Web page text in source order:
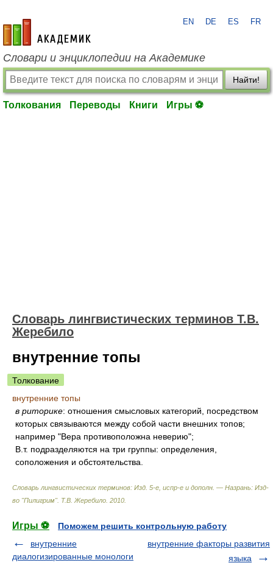
academic.ru
EN DE ES FR
Словари и энциклопедии на Академике
Найти!
Толкования Переводы Книги Игры ⚽
Словарь лингвистических терминов Т.В.
Жеребило
внутренние топы
Толкование
внутренние топы
в риторике: отношения смысловых категорий, посредством
которых связываются между собой части внешних топов;
например "Вера противоположна неверию";
В.т. подразделяются на три группы: определения,
соположения и обстоятельства.
Словарь лингвистических терминов: Изд. 5-е, испр-е и дополн. — Назрань: Изд-
во "Пилигрим". Т.В. Жеребило 2010
Игры ⚽
Поможем решить контрольную работу
внутренние
диалогизированные монологи
внутренние факторы развития
языка